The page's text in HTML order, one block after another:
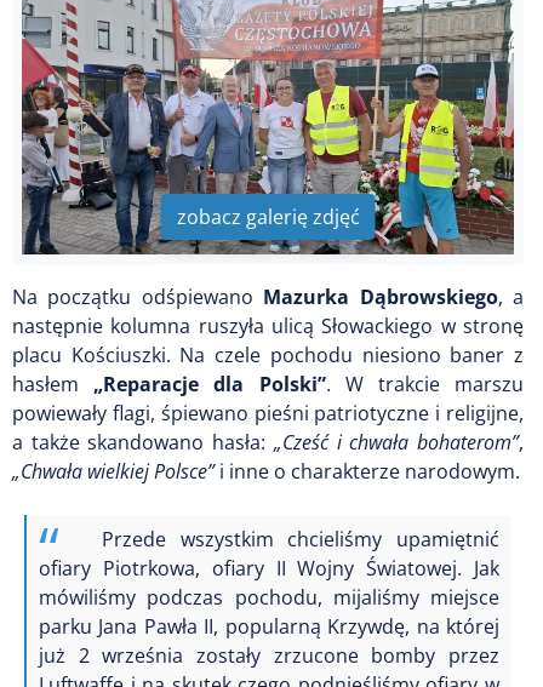
zobacz galerię zdjęć
Na początku odśpiewano Mazurka Dąbrowskiego, a
następnie kolumna ruszyła ulicą Słowackiego w stronę
placu Kościuszki. Na czele pochodu niesiono baner z
hasłem „Reparacje dla Polski”. W trakcie marszu
powiewały flagi, śpiewano pieśni patriotyczne i religijne,
a także skandowano hasła: „Cześć i chwała bohaterom”,
„Chwała wielkiej Polsce”i inne o charakterze narodowym.
Przede wszystkim chcieliśmy upamiętnić
ofiary Piotrkowa, ofiary II Wojny Światowej. Jak
mówiliśmy podczas pochodu, mijaliśmy miejsce
parku Jana Pawła II, popularną Krzywdę, na której
już 2 września zostały zrzucone bomby przez